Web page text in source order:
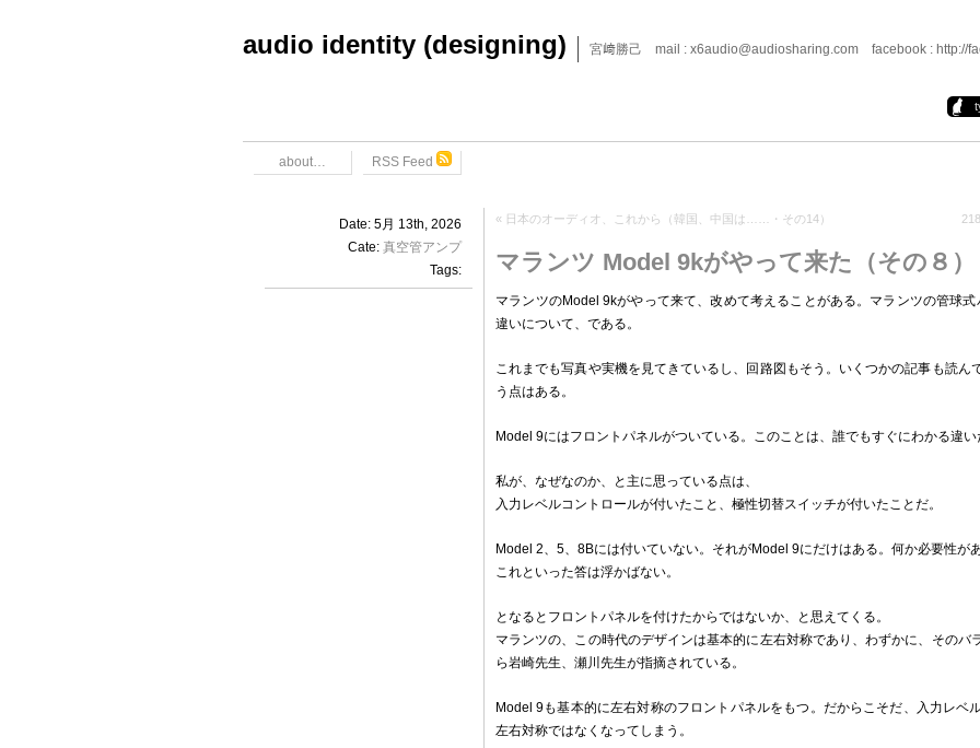
audio identity (designing) 宮﨑勝己 mail : x6audio@audiosharing.com facebook : http://
about… RSS Feed
Date: 5月 13th, 2026
Cate: 真空管アンプ
Tags:
« 日本のオーディオ、これから（韓国、中国は……・その14）
マランツ Model 9kがやって来た（その８）
マランツのModel 9kがやって来て、改めて考えることがある。マランツの管球
違いについて、である。
これまでも写真や実機を見てきているし、回路図もそう。いくつかの記事も読ん
う点はある。
Model 9にはフロントパネルがついている。このことは、誰でもすぐにわかる違い
私が、なぜなのか、と主に思っている点は、
入力レベルコントロールが付いたこと、極性切替スイッチが付いたことだ。
Model 2、5、8Bには付いていない。それがModel 9にだけはある。何か必要性が
これといった答は浮かばない。
となるとフロントパネルを付けたからではないか、と思えてくる。
マランツの、この時代のデザインは基本的に左右対称であり、わずかに、そのバ
ら岩崎先生、瀬川先生が指摘されている。
Model 9も基本的に左右対称のフロントパネルをもつ。だからこそだ、入力レベ
左右対称ではなくなってしまう。